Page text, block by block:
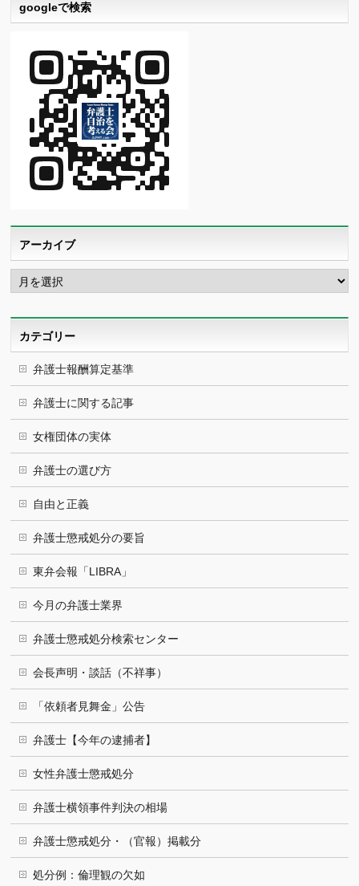
googleで検索
アーカイブ
ア
ー
カ
カテゴリー
弁護士報酬算定基準
弁護士に関する記事
女権団体の実体
弁護士の選び方
自由と正義
弁護士懲戒処分の要旨
東弁会報「LIBRA」
今月の弁護士業界
弁護士懲戒処分検索センター
会長声明・談話（不祥事）
「依頼者見舞金」公告
弁護士【今年の逮捕者】
女性弁護士懲戒処分
弁護士横領事件判決の相場
弁護士懲戒処分・（官報）掲載分
処分例：倫理観の欠如